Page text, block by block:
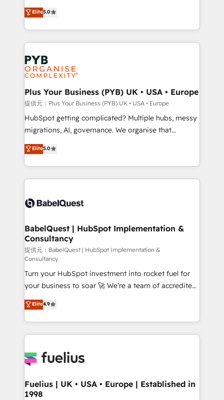
nurturing sequences. - Cross-hub setup across
Marketing, Sales, Operations, and Service Hubs. -
Ongoing optimization, managed support, and
scalable retainers. Let’s make HubSpot your most
powerful growth engine. Built to convert, scale, and
drive results.
automation, CRM and RevOps consulting, B2B SEO,
paid media, content marketing, AEO and GEO (AI
search optimisation), and HubSpot Content Hub and
WordPress development. We work with enterprise
and growth-led companies across technology,
professional services, financial services and
industrial sectors. Offices in Johannesburg, Cape
Town, Dubai & London. 500+ HubSpot CRM
implementations delivered. AI visibility coverage
across ChatGPT, Claude, Perplexity, Gemini and
Google AI Overviews. HubSpot Impact Award -
Innovation HubSpot Impact Award - Platform
Migration Excellence HubSpot Impact Award -
accreditations with HubSpot.
Elite5.0
Plus Your Business (PYB) UK • USA • Europe
提供元：Plus Your Business (PYB) UK • USA • Europe
HubSpot getting complicated? Multiple hubs, messy
migrations, AI, governance. We organise that
complexity, so your team can put HubSpot to work...
Welcome to our Profile! We help with: • CRM
implementation, reports, workflows, and team
training • CRM migration from Salesforce, Pipedrive,
custom API integrations with ERP (and other
operations A little about us: • Boutique 'Elite' team of
12 • 150+ clients across Sales Hub, Marketing Hub,
Service Hub, Data Hub and CMS • ISO/IEC
27001:2022, ISO 9001:2015, and ISO 42001:2023
certified - the AI management standard • GuardHub:
our AI governance framework, built on ISO 42001
Ready for the next step? Click the 👈 '𝗖𝗼𝗻𝘁𝗮𝗰𝘁
𝗯𝘂𝘀𝗶𝗻𝗲𝘀𝘀' button to get in touch (𝘸𝘦'𝘳𝘦 𝘴𝘶𝘱𝘦𝘳
𝘳𝘦𝘴𝘱𝘰𝘯𝘴𝘪𝘷𝘦)
Elite5.0
BabelQuest | HubSpot Implementation &
Consultancy
提供元：BabelQuest | HubSpot Implementation &
Consultancy
Turn your HubSpot investment into rocket fuel for
your business to soar 🚀 We’re a team of accredited
HubSpot experts ready to help you. We can
implement the platform into complex business
environments, optimise what you've got and make
sure you can actually use it, build your website in
for you and execute it on HubSpot. We are on the
framework, meaning we've been accredited by
HubSpot and vetted by the CCS, which means we
Elite4.9
Fuelius | UK • USA • Europe | Established in
1998